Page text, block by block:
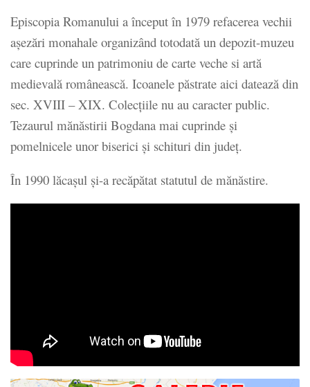
Episcopia Romanului a început în 1979 refacerea vechii
așezări monahale organizând totodată un depozit-muzeu
care cuprinde un patrimoniu de carte veche si artă
medievală românească. Icoanele păstrate aici datează din
sec. XVIII – XIX. Colecțiile nu au caracter public.
Tezaurul mănăstirii Bogdana mai cuprinde și
pomelnicele unor biserici și schituri din județ.
În 1990 lăcașul și-a recăpătat statutul de mănăstire.